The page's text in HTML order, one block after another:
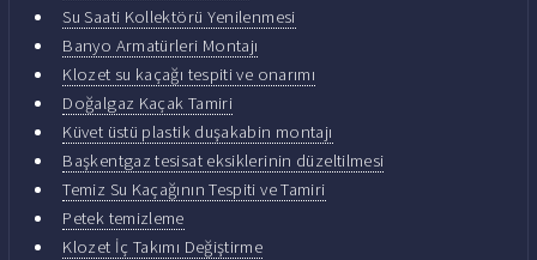
Su Saati Kollektörü Yenilenmesi
Banyo Armatürleri Montajı
Klozet su kaçağı tespiti ve onarımı
Doğalgaz Kaçak Tamiri
Küvet üstü plastik duşakabin montajı
Başkentgaz tesisat eksiklerinin düzeltilmesi
Temiz Su Kaçağının Tespiti ve Tamiri
Petek temizleme
Klozet İç Takımı Değiştirme